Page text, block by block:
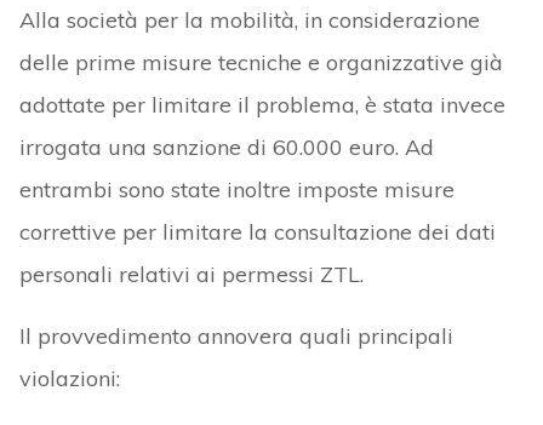
Alla società per la mobilità, in considerazione
delle prime misure tecniche e organizzative già
adottate per limitare il problema, è stata invece
irrogata una sanzione di 60.000 euro. Ad
entrambi sono state inoltre imposte misure
correttive per limitare la consultazione dei dati
personali relativi ai permessi ZTL.
Il provvedimento annovera quali principali
violazioni: